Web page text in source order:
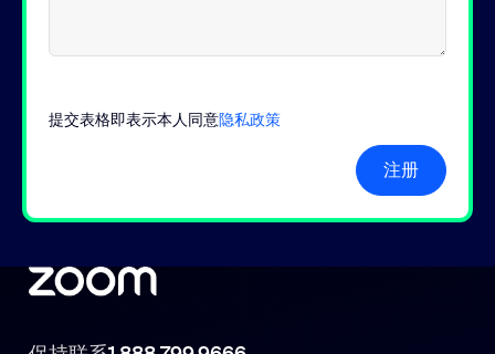
提交表格即表示本人同意隐私政策
注册